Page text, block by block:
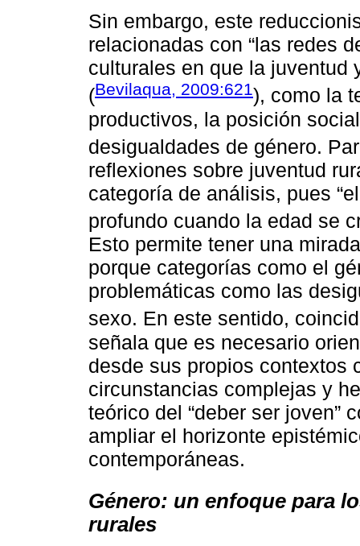
Sin embargo, este
relacionadas con “las redes
culturales en que la juventud
(Bevilaqua, 2009:621), como la
productivos, la posición
desigualdades de género.
reflexiones sobre juventud
categoría de análisis, pues
profundo cuando la edad se
Esto permite tener una
porque categorías como el
problemáticas como las
sexo. En este sentido,
señala que es necesario
desde sus propios contextos
circunstancias complejas y
teórico del “deber ser joven”
ampliar el horizonte
contemporáneas.
Género: un enfoque para
rurales